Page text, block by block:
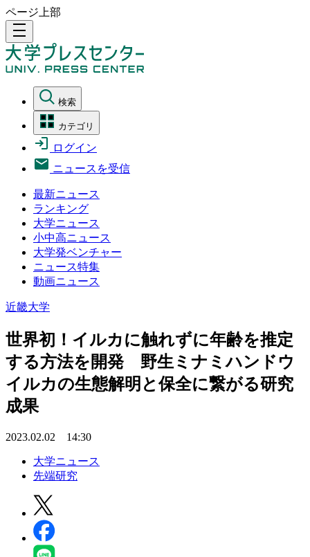
ページ上部
density_medium
検索
カテゴリ
ログイン
ニュースを受信
最新ニュース
ランキング
大学ニュース
小中高ニュース
大学発ベンチャー
ニュース特集
動画ニュース
近畿大学
世界初！イルカに触れずに年齢を推定
する方法を開発 野生ミナミハンドウ
イルカの生態解明と保全に繋がる研究
成果
2023.02.02 14:30
大学ニュース
先端研究